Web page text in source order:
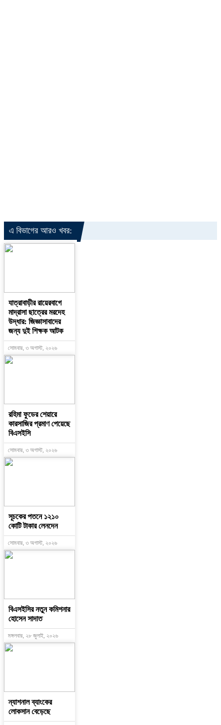
এ বিভাগের আরও খবর:
যাত্রাবাড়ীর রায়েরবাগে
মাদ্রাসা ছাত্রের মরদেহ
উদ্ধার: জিজ্ঞাসাবাদের
জন্য দুই শিক্ষক আটক
সোমবার, ৩ অগাস্ট, ২০২৬
রহিমা ফুডের শেয়ারে
কারসাজির প্রমাণ পেয়েছে
বিএসইসি
সোমবার, ৩ অগাস্ট, ২০২৬
সূচকের পতনে ১২১০
কোটি টাকার লেনদেন
সোমবার, ৩ অগাস্ট, ২০২৬
বিএসইসির নতুন কমিশনার
হোসেন সাদাত
মঙ্গলবার, ২৮ জুলাই, ২০২৬
ন্যাশনাল ব্যাংকের
লোকসান বেড়েছে